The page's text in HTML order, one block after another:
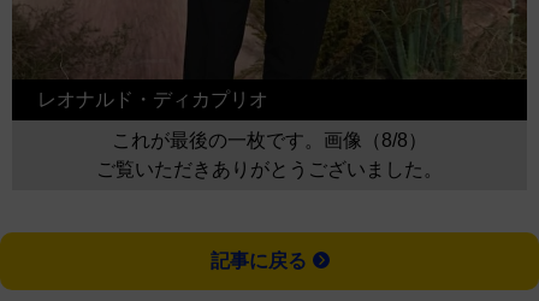
レオナルド・ディカプリオ
これが最後の一枚です。画像（8/8）
ご覧いただきありがとうございました。
記事に戻る